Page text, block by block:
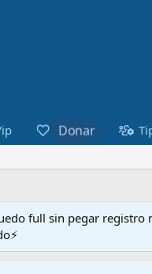
Donar
full sin pegar